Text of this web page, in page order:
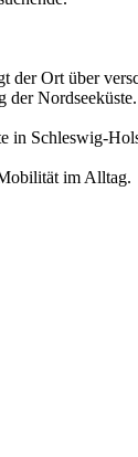
der Ort über
der Nordseeküste.
in Schleswig-
im Alltag.